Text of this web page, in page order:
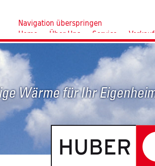
Navigation überspringen
Home
Über Uns Service Verkauf